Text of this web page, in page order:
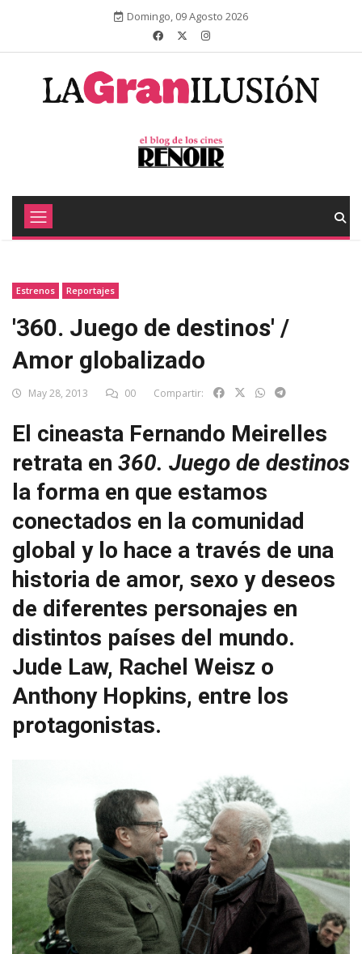
Domingo, 09 Agosto 2026
Estrenos Reportajes
'360. Juego de destinos' /
Amor globalizado
May 28, 2013 00 Compartir:
El cineasta Fernando Meirelles
retrata en 360. Juego de destinos
la forma en que estamos
conectados en la comunidad
global y lo hace a través de una
historia de amor, sexo y deseos
de diferentes personajes en
distintos países del mundo.
Jude Law, Rachel Weisz o
Anthony Hopkins, entre los
protagonistas.